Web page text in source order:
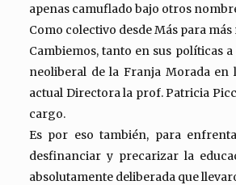
apenas camuflado bajo otros
Como colectivo desde Más para
Cambiemos, tanto en sus políticas
neoliberal de la Franja Morada en
actual Directora la prof. Patricia
cargo.
Es por eso también, para
desfinanciar y precarizar la
absolutamente deliberada que